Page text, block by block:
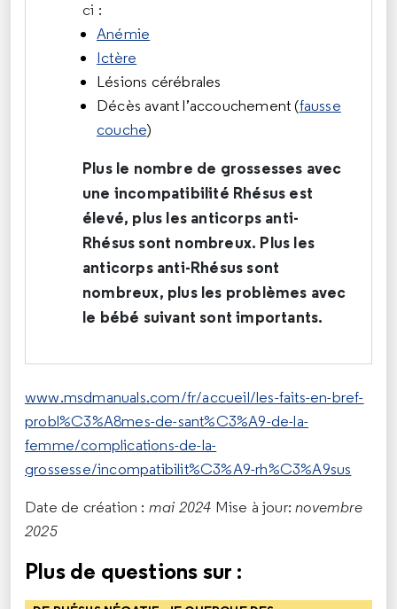
ci :
Anémie
Ictère
Lésions cérébrales
Décès avant l’accouchement (fausse
couche)
Plus le nombre de grossesses avec
une incompatibilité Rhésus est
élevé, plus les anticorps anti-
Rhésus sont nombreux. Plus les
anticorps anti-Rhésus sont
nombreux, plus les problèmes avec
le bébé suivant sont importants.
www.msdmanuals.com/fr/accueil/les-faits-en-bref-
probl%C3%A8mes-de-sant%C3%A9-de-la-
femme/complications-de-la-
grossesse/incompatibilit%C3%A9-rh%C3%A9sus
Date de création : mai 2024 Mise à jour: novembre
2025
Plus de questions sur :